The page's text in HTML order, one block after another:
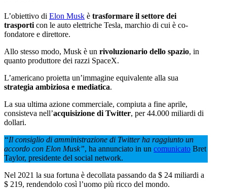
L’obiettivo di Elon Musk è trasformare il settore dei
trasporti con le auto elettriche Tesla, marchio di cui è co-
fondatore e direttore.
Allo stesso modo, Musk è un rivoluzionario dello spazio, in
quanto produttore dei razzi SpaceX.
L’americano proietta un’immagine equivalente alla sua
strategia ambiziosa e mediatica.
La sua ultima azione commerciale, compiuta a fine aprile,
consisteva nell’acquisizione di Twitter, per 44.000 miliardi di
dollari.
“Il consiglio di amministrazione di Twitter ha raggiunto un
accordo con Elon Musk”, ha annunciato in un comunicato Bret
Taylor, presidente del social network.
Nel 2021 la sua fortuna è decollata passando da $ 24 miliardi a
$ 219, rendendolo così l’uomo più ricco del mondo.